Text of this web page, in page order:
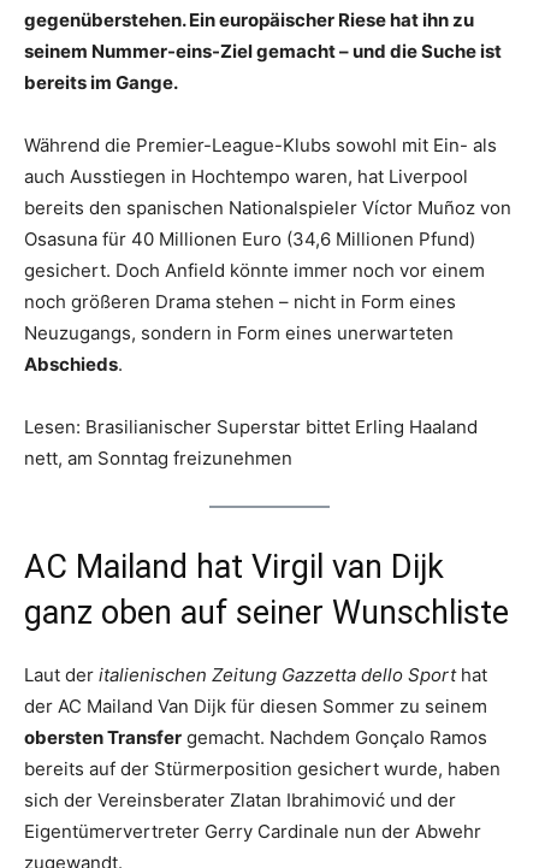
gegenüberstehen. Ein europäischer Riese hat ihn zu
seinem Nummer-eins-Ziel gemacht – und die Suche ist
bereits im Gange.
Während die Premier-League-Klubs sowohl mit Ein- als
auch Ausstiegen in Hochtempo waren, hat Liverpool
bereits den spanischen Nationalspieler Víctor Muñoz von
Osasuna für 40 Millionen Euro (34,6 Millionen Pfund)
gesichert. Doch Anfield könnte immer noch vor einem
noch größeren Drama stehen – nicht in Form eines
Neuzugangs, sondern in Form eines unerwarteten
Abschieds.
Lesen: Brasilianischer Superstar bittet Erling Haaland
nett, am Sonntag freizunehmen
AC Mailand hat Virgil van Dijk
ganz oben auf seiner Wunschliste
Laut der italienischen Zeitung Gazzetta dello Sporthat
der AC Mailand Van Dijk für diesen Sommer zu seinem
obersten Transfer gemacht. Nachdem Gonçalo Ramos
bereits auf der Stürmerposition gesichert wurde, haben
sich der Vereinsberater Zlatan Ibrahimović und der
Eigentümervertreter Gerry Cardinale nun der Abwehr
zugewandt.